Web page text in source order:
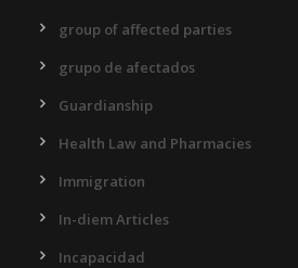
group of affected parties
grupo de afectados
Guardianship
Health Law and Pharmacies
Immigration
In-diem Articles
Incapacidad